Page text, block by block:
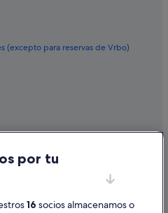
(excepto para reservas de Vrbo)
denunciar contenido
por tu
16 socios almacenamos o